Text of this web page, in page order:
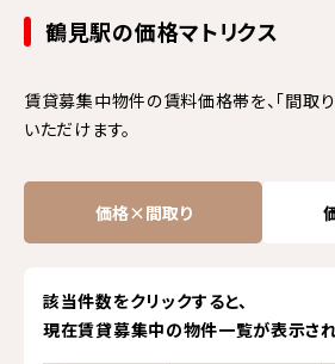
鶴見駅の価格マトリクス
賃貸募集中物件の賃料価格帯を、「間取り
いただけます。
価格×間取り
該当件数をクリックすると、
現在賃貸募集中の物件一覧が表示され